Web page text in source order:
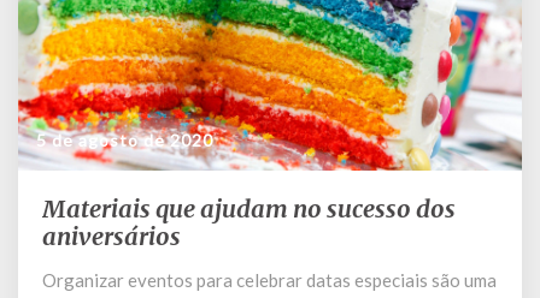
5 de agosto de 2020
Materiais
que
no
Materiais que ajudam no sucesso dos
aniversários
Organizar eventos para celebrar datas especiais são uma